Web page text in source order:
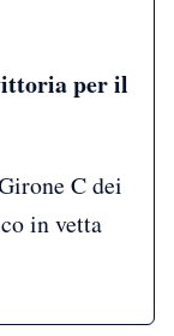
per il
C dei
in vetta